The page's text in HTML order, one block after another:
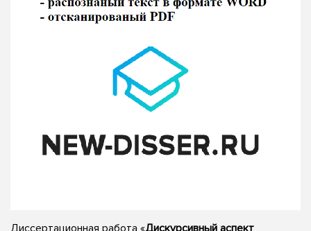
Диссертационная работа «Дискурсивный аспект